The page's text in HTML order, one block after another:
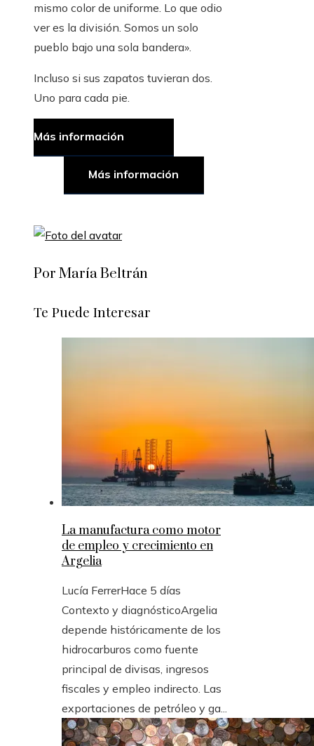
mismo color de uniforme. Lo que odio
ver es la división. Somos un solo
pueblo bajo una sola bandera».
Incluso si sus zapatos tuvieran dos.
Uno para cada pie.
Más información
Más información
Por María Beltrán
Te Puede Interesar
La manufactura como motor
de empleo y crecimiento en
Argelia
Lucía FerrerHace 5 días
Contexto y diagnósticoArgelia
depende históricamente de los
hidrocarburos como fuente
principal de divisas, ingresos
fiscales y empleo indirecto. Las
exportaciones de petróleo y ga...